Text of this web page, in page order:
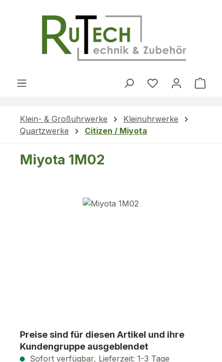
Du hast 0
Klein- & Großuhrwerke
Kleinuhrwerke
Quartzwerke
Citizen / Miyota
Miyota 1M02
Bildergalerie überspringen
Preise sind für diesen Artikel und ihre
Kundengruppe ausgeblendet
Sofort verfügbar, Lieferzeit: 1-3 Tage